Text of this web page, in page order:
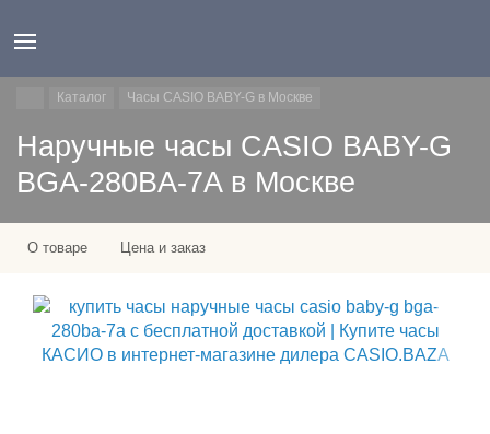
Каталог Часы CASIO BABY-G в Москве
Наручные часы CASIO BABY-G
BGA-280BA-7A в Москве
О товаре Цена и заказ